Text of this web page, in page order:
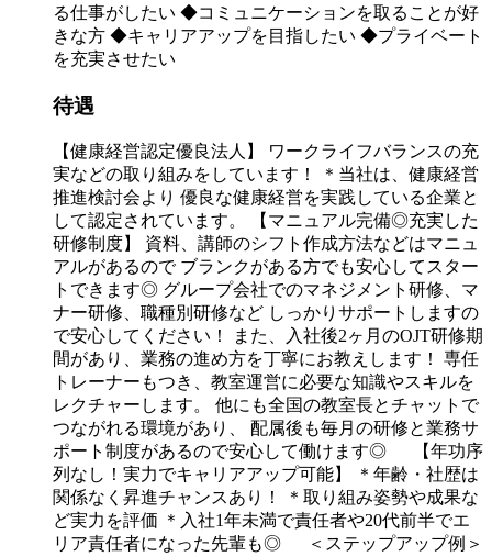
る仕事がしたい ◆コミュニケーションを取ることが好
きな方 ◆キャリアアップを目指したい ◆プライベート
を充実させたい
待遇
【健康経営認定優良法人】 ワークライフバランスの充
実などの取り組みをしています！ ＊当社は、健康経営
推進検討会より 優良な健康経営を実践している企業と
して認定されています。 【マニュアル完備◎充実した
研修制度】 資料、講師のシフト作成方法などはマニュ
アルがあるので ブランクがある方でも安心してスター
トできます◎ グループ会社でのマネジメント研修、マ
ナー研修、職種別研修など しっかりサポートしますの
で安心してください！ また、入社後2ヶ月のOJT研修期
間があり、業務の進め方を丁寧にお教えします！ 専任
トレーナーもつき、教室運営に必要な知識やスキルを
レクチャーします。 他にも全国の教室長とチャットで
つながれる環境があり、 配属後も毎月の研修と業務サ
ポート制度があるので安心して働けます◎ 【年功序
列なし！実力でキャリアアップ可能】 ＊年齢・社歴は
関係なく昇進チャンスあり！ ＊取り組み姿勢や成果な
ど実力を評価 ＊入社1年未満で責任者や20代前半でエ
リア責任者になった先輩も◎ ＜ステップアップ例＞